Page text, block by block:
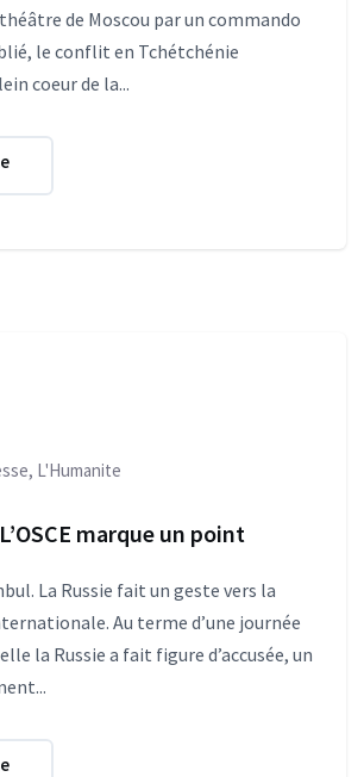
de Moscou par un commando
le conflit en Tchétchénie
coeur de la...
, L'Humanite
marque un point
La Russie fait un geste vers la
Au terme d’une journée
la Russie a fait figure d’accusée, un